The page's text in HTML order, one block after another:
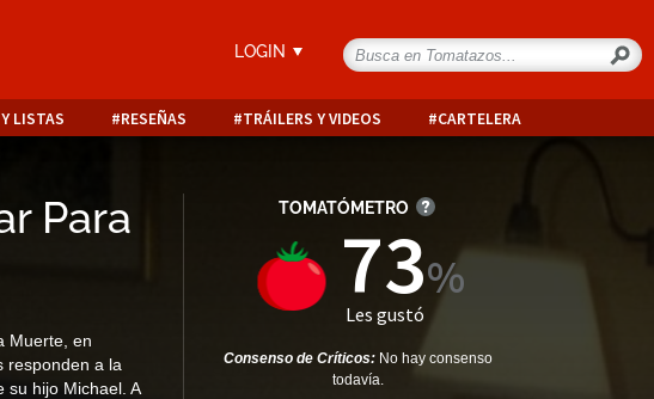
LOGIN
LISTAS RESEÑAS TRÁILERS Y VIDEOS CARTELERA
Para
Muerte, en
responden a la
su hijo Michael. A
TOMATÓMETRO
73
Les gustó
Consenso de Críticos: No hay consenso
todavía.